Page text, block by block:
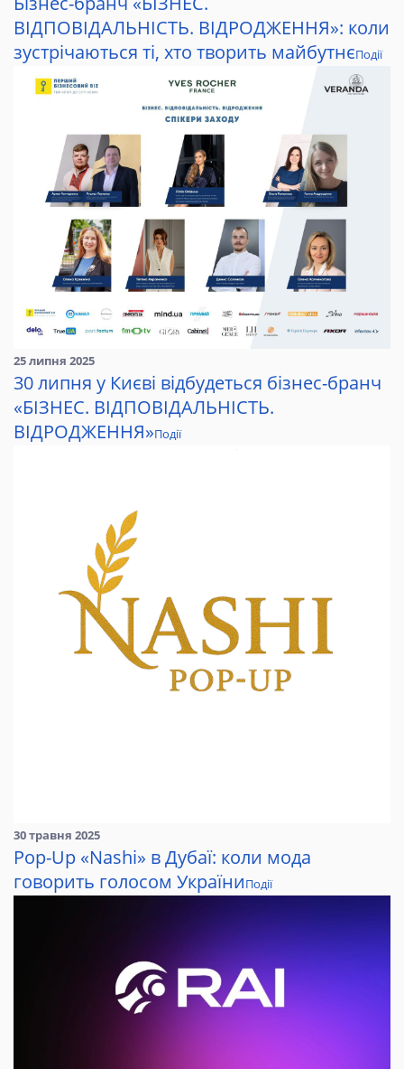
ВІДПОВІДАЛЬНІСТЬ. ВІДРОДЖЕННЯ»: коли
зустрічаються ті, хто творить майбутнєПодії
25 липня 2025
30 липня у Києві відбудеться бізнес-бранч
«БІЗНЕС. ВІДПОВІДАЛЬНІСТЬ.
ВІДРОДЖЕННЯ»Події
30 травня 2025
Pop-Up «Nashi» в Дубаї: коли мода
говорить голосом УкраїниПодії